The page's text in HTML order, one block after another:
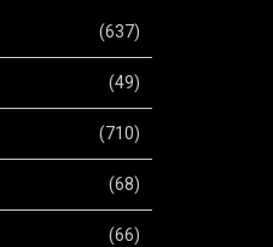
(637)
(49)
(710)
(68)
(66)